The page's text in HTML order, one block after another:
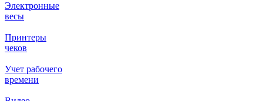
Электронные
весы
Принтеры
чеков
Учет рабочего
времени